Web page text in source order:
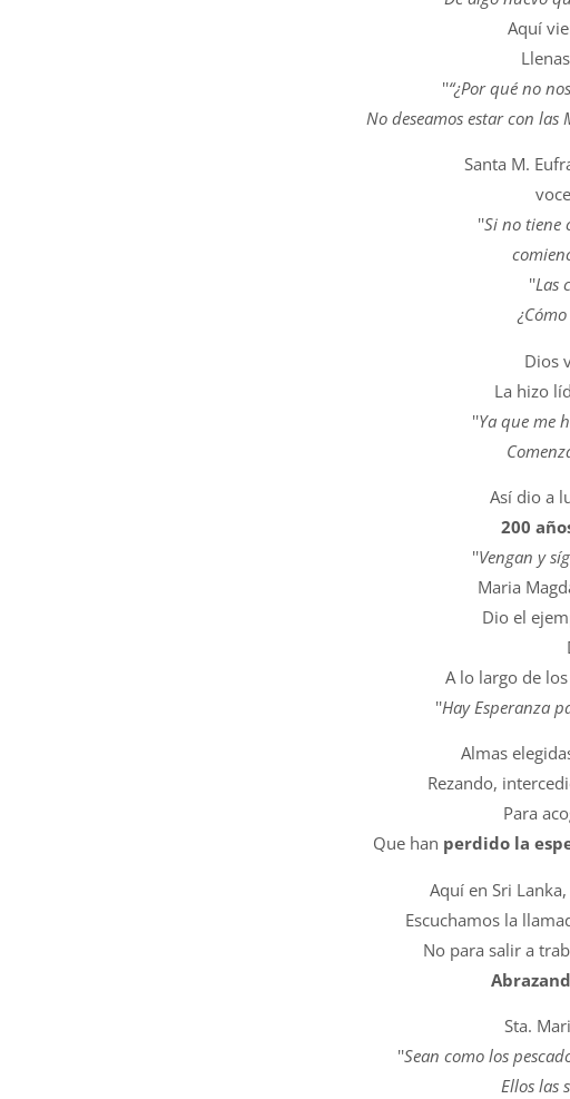
Aquí
''“¿Por qué no
No deseamos estar con las
Santa M.
''Si no tiene
''Las
Dios
La hizo
''Ya que me
Así dio a
200
''Vengan y
Maria
Dio el
A lo largo de
''Hay Esperanza
Almas
Rezando,
Para
Que han perdido la
Aquí en Sri
Escuchamos la
No para salir a
Sta.
''Sean como los
Ellos las